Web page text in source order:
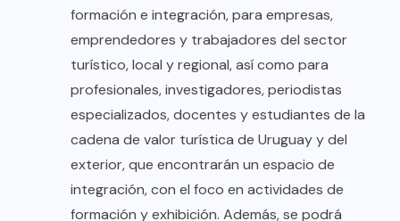
formación e integración, para empresas,
emprendedores y trabajadores del sector
turístico, local y regional, así como para
profesionales, investigadores, periodistas
especializados, docentes y estudiantes de la
cadena de valor turística de Uruguay y del
exterior, que encontrarán un espacio de
integración, con el foco en actividades de
formación y exhibición. Además, se podrá